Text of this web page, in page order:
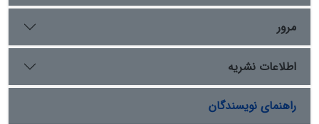
مرور
اطلاعات نشریه
راهنمای نویسندگان